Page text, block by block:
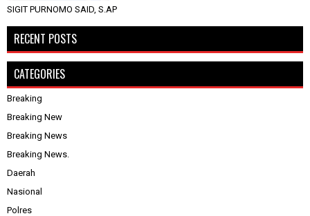
SIGIT PURNOMO SAID, S.AP
RECENT POSTS
CATEGORIES
Breaking
Breaking New
Breaking News
Breaking News.
Daerah
Nasional
Polres